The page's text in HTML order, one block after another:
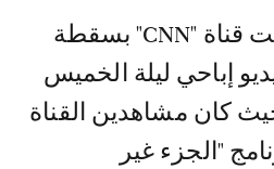
وفي التفاصيل، وقعت قناة "CNN" بسقطة
إباحي ليلة الخميس
كان مشاهدين القناة
"الجزء غير